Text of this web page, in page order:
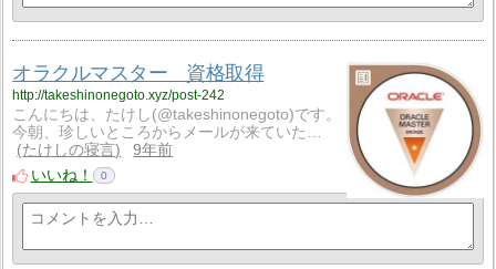
オラクルマスター 資格取得
http://takeshinonegoto.xyz/post-242
こんにちは、たけし(@takeshinonegoto)です。
今朝、珍しいところからメールが来ていた…
たけしの寝言
9年前
いいね！
0